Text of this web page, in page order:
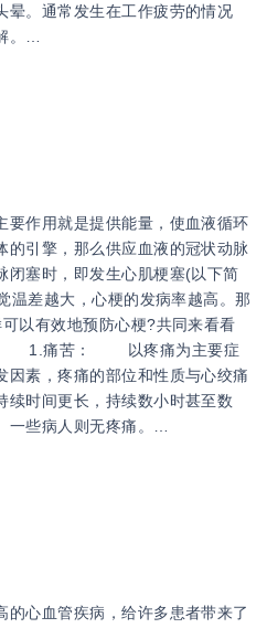
晕。通常发生在工作疲劳的情况
。…
要作用就是提供能量，使血液循环
的引擎，那么供应血液的冠状动脉
闭塞时，即发生心肌梗塞(以下简
温差越大，心梗的发病率越高。那
以有效地预防心梗?共同来看看
1.痛苦： 以疼痛为主要症
因素，疼痛的部位和性质与心绞痛
续时间更长，持续数小时甚至数
一些病人则无疼痛。…
心血管疾病，给许多患者带来了